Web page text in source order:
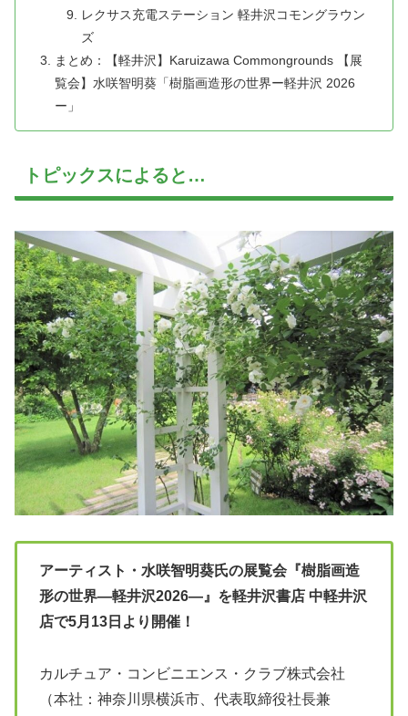
レクサス充電ステーション 軽井沢コモングラウン
ズ
まとめ：【軽井沢】Karuizawa Commongrounds 【展
覧会】水咲智明葵「樹脂画造形の世界ー軽井沢 2026
ー」
トピックスによると…
アーティスト・水咲智明葵氏の展覧会『樹脂画造
形の世界―軽井沢2026―』を軽井沢書店 中軽井沢
店で5月13日より開催！
カルチュア・コンビニエンス・クラブ株式会社
（本社：神奈川県横浜市、代表取締役社長兼